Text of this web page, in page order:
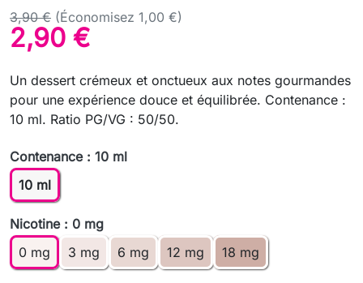
3,90 € (Économisez 1,00 €)
2,90 €
Un dessert crémeux et onctueux aux notes gourmandes
pour une expérience douce et équilibrée. Contenance :
10 ml. Ratio PG/VG : 50/50.
Contenance : 10 ml
10 ml
Nicotine : 0 mg
0 mg
3 mg 6 mg 12 mg 18 mg